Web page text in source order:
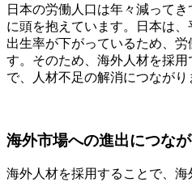
日本の労働人口は年々減って
に頭を抱えています。日本は
出生率が下がっているため、
す。そのため、海外人材を採
で、人材不足の解消につながり
海外市場への進出につな
海外人材を採用することで、